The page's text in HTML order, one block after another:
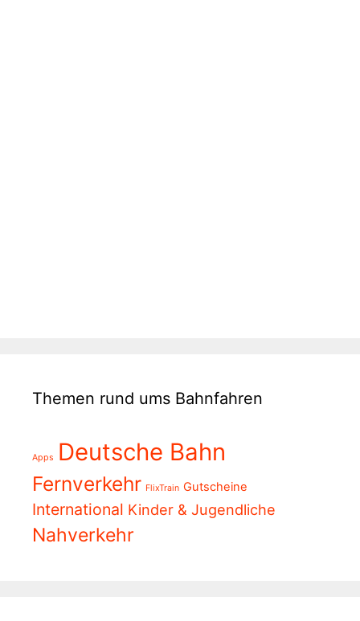
Themen rund ums Bahnfahren
Apps Deutsche Bahn
Fernverkehr FlixTrain Gutscheine
International Kinder & Jugendliche
Nahverkehr